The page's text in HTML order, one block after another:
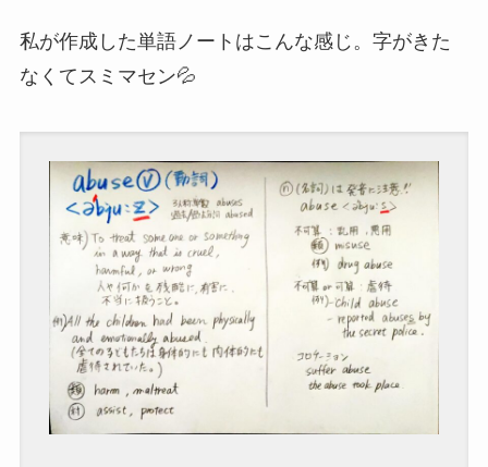
私が作成した単語ノートはこんな感じ。字がきた
なくてスミマセン💦